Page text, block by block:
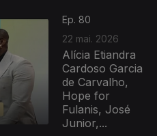
Ep. 80
22 mai. 2026
Alícia Etiandra
Cardoso Garcia
de Carvalho,
Hope for
Fulanis, José
Junior,...